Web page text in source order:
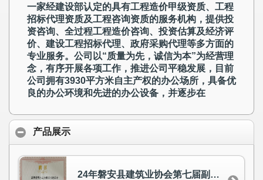
一家经建设部认定的具有工程造价甲级资质、工程
招标代理资质及工程咨询资质的服务机构，提供投
资咨询、全过程工程造价咨询、投资估算及经济评
价、建设工程招标代理、政府采购代理等多方面的
专业服务。公司以“质量为先，诚信为本”为经营理
念，有序开展各项工作，推进公司平稳发展，目前
公司拥有3930平方米自主产权的办公场所，具备优
良的办公环境和先进的办公设备，并逐步在
产品展示
24年磐安县建筑业协会第七届副会长